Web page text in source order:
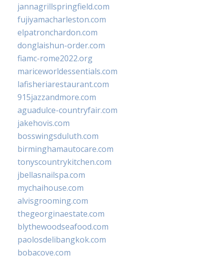
jannagrillspringfield.com
fujiyamacharleston.com
elpatronchardon.com
donglaishun-order.com
fiamc-rome2022.org
mariceworldessentials.com
lafisheriarestaurant.com
915jazzandmore.com
aguadulce-countryfair.com
jakehovis.com
bosswingsduluth.com
birminghamautocare.com
tonyscountrykitchen.com
jbellasnailspa.com
mychaihouse.com
alvisgrooming.com
thegeorginaestate.com
blythewoodseafood.com
paolosdelibangkok.com
bobacove.com